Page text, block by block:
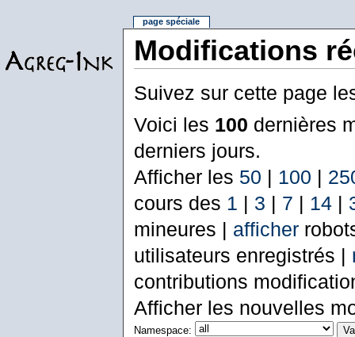
Modifications
Suivez sur cette page
Voici les 100 dernières
derniers jours.
Afficher les 50 | 100 |
cours des 1 | 3 | 7 | 14|
mineures | afficher
utilisateurs enregistrés |
contributions
Afficher les nouvelles
Namespace:
page spéciale